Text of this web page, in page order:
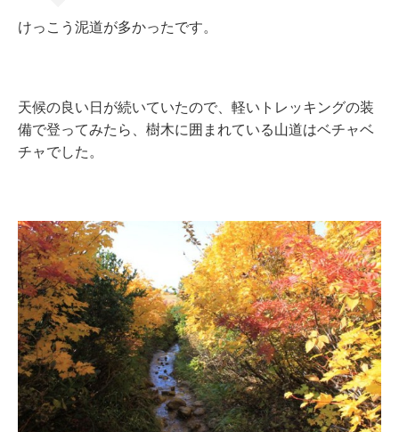
けっこう泥道が多かったです。
天候の良い日が続いていたので、軽いトレッキングの装
備で登ってみたら、樹木に囲まれている山道はベチャベ
チャでした。